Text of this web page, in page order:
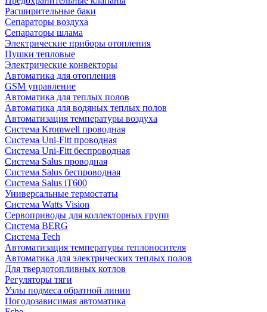
Расширительные баки
Сепараторы воздуха
Сепараторы шлама
Электрические приборы отопления
Пушки тепловые
Электрические конвекторы
Автоматика для отопления
GSM управление
Автоматика для теплых полов
Автоматика для водяных теплых полов
Автоматизация температуры воздуха
Система Kromwell проводная
Система Uni-Fitt проводная
Система Uni-Fitt беспроводная
Система Salus проводная
Система Salus беспроводная
Система Salus iT600
Универсальные термостаты
Система Watts Vision
Сервоприводы для коллекторных групп
Система BERG
Система Tech
Автоматизация температуры теплоносителя
Автоматика для электрических теплых полов
Для твердотопливных котлов
Регуляторы тяги
Узлы подмеса обратной линии
Погодозависимая автоматика